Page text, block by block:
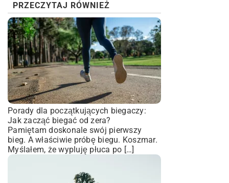
PRZECZYTAJ RÓWNIEŻ
Porady dla początkujących biegaczy:
Jak zacząć biegać od zera?
Pamiętam doskonale swój pierwszy
bieg. A właściwie próbę biegu. Koszmar.
Myślałem, że wypluję płuca po […]